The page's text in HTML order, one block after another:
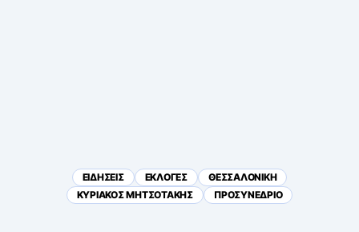
ΕΙΔΗΣΕΙΣ ΕΚΛΟΓΕΣ
ΘΕΣΣΑΛΟΝΙΚΗ
ΚΥΡΙΑΚΟΣ ΜΗΤΣΟΤΑΚΗΣ
ΠΡΟΣΥΝΕΔΡΙΟ